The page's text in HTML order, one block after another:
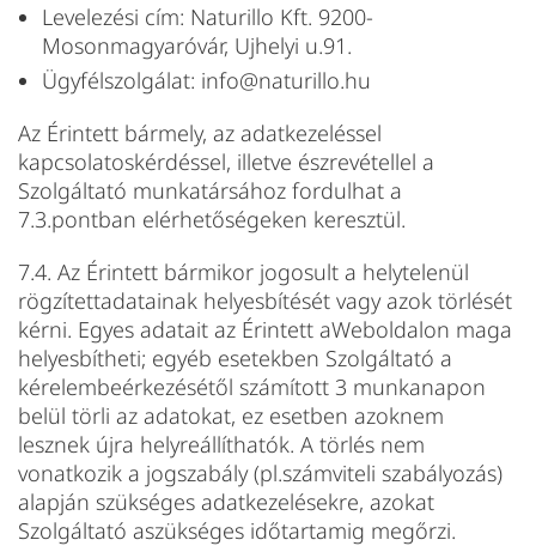
Levelezési cím: Naturillo Kft. 9200-
Mosonmagyaróvár, Ujhelyi u.91.
Ügyfélszolgálat: info@naturillo.hu
Az Érintett bármely, az adatkezeléssel
kapcsolatoskérdéssel, illetve észrevétellel a
Szolgáltató munkatársához fordulhat a
7.3.pontban elérhetőségeken keresztül.
7.4. Az Érintett bármikor jogosult a helytelenül
rögzítettadatainak helyesbítését vagy azok törlését
kérni. Egyes adatait az Érintett aWeboldalon maga
helyesbítheti; egyéb esetekben Szolgáltató a
kérelembeérkezésétől számított 3 munkanapon
belül törli az adatokat, ez esetben azoknem
lesznek újra helyreállíthatók. A törlés nem
vonatkozik a jogszabály (pl.számviteli szabályozás)
alapján szükséges adatkezelésekre, azokat
Szolgáltató aszükséges időtartamig megőrzi.